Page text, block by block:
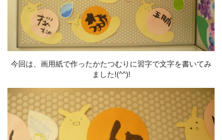
今回は、画用紙で作ったかたつむりに習字で文字を書いてみ
ました!(^^)!